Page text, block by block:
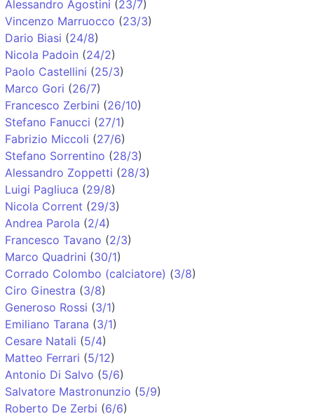
Alessandro Agostini (23/7)
Vincenzo Marruocco (23/3)
Dario Biasi (24/8)
Nicola Padoin (24/2)
Paolo Castellini (25/3)
Marco Gori (26/7)
Francesco Zerbini (26/10)
Stefano Fanucci (27/1)
Fabrizio Miccoli (27/6)
Stefano Sorrentino (28/3)
Alessandro Zoppetti (28/3)
Luigi Pagliuca (29/8)
Nicola Corrent (29/3)
Andrea Parola (2/4)
Francesco Tavano (2/3)
Marco Quadrini (30/1)
Corrado Colombo (calciatore) (3/8)
Ciro Ginestra (3/8)
Generoso Rossi (3/1)
Emiliano Tarana (3/1)
Cesare Natali (5/4)
Matteo Ferrari (5/12)
Antonio Di Salvo (5/6)
Salvatore Mastronunzio (5/9)
Roberto De Zerbi (6/6)